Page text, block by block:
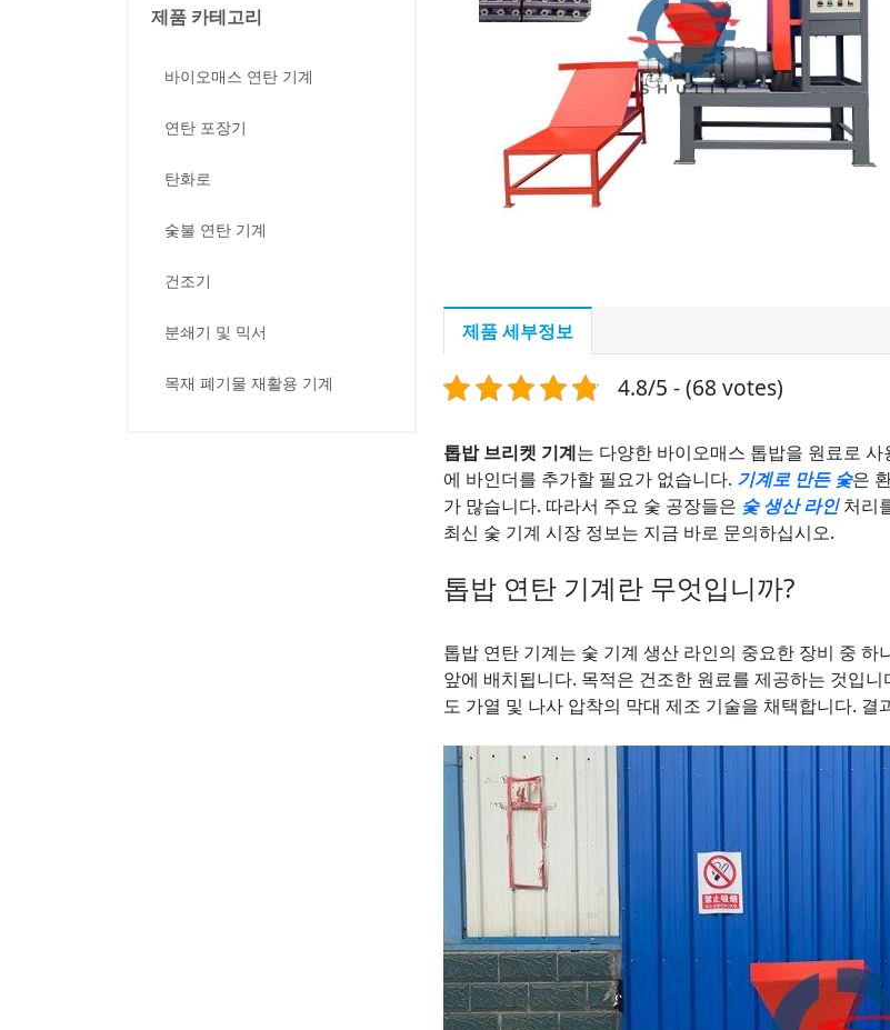
제품 카테고리
바이오매스 연탄 기계
연탄 포장기
탄화로
숯불 연탄 기계
건조기
분쇄기 및 믹서
목재 폐기물 재활용 기계
제품 세부정보
4.8/5 - (68 votes)
톱밥 브리켓 기계는 다양한 바이오매스 톱밥을 원료로
에 바인더를 추가할 필요가 없습니다. 기계로 만든 숯은
가 많습니다. 따라서 주요 숯 공장들은 숯 생산 라인처리
최신 숯 기계 시장 정보는 지금 바로 문의하십시오.
톱밥 연탄 기계란 무엇입니까?
톱밥 연탄 기계는 숯 기계 생산 라인의 중요한 장비 중
앞에 배치됩니다. 목적은 건조한 원료를 제공하는 것입
도 가열 및 나사 압착의 막대 제조 기술을 채택합니다.